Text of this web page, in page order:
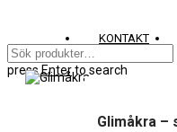
KONTAKT
pressEnterto search
Glimåkra –